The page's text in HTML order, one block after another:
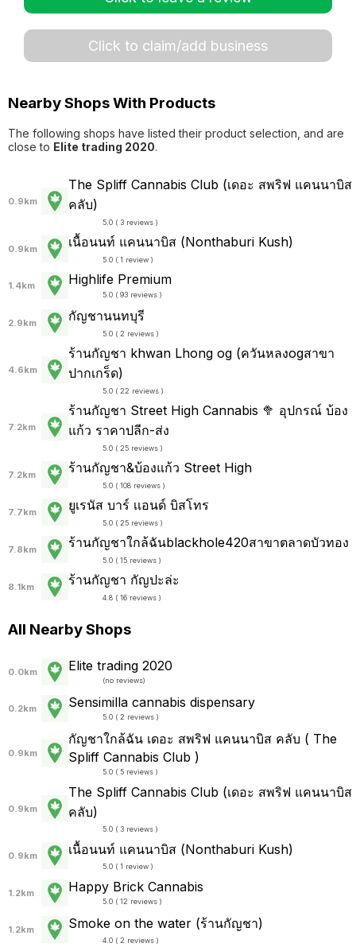
Click to claim/add business
Nearby Shops With Products
The following shops have listed their product selection, and are
close to Elite trading 2020.
0.9km
The Spliff Cannabis Club (เดอะ สพริฟ แคนนาบิส
คลับ)
5.0 ( 3 reviews )
0.9km เนื้อนนท์ แคนนาบิส (Nonthaburi Kush)
5.0 ( 1 review )
1.4km Highlife Premium
5.0 ( 93 reviews )
2.9km กัญชานนทบุรี
5.0 ( 2 reviews )
4.6km
ร้านกัญชา khwan Lhong og (ควันหลงogสาขา
ปากเกร็ด)
5.0 ( 22 reviews )
7.2km
ร้านกัญชา Street High Cannabis 🥦 อุปกรณ์ บ้อง
แก้ว ราคาปลีก-ส่ง
5.0 ( 25 reviews )
7.2km ร้านกัญชา&บ้องแก้ว Street High
5.0 ( 108 reviews )
7.7km ยูเรนัส บาร์ เเอนด์ บิสโทร
5.0 ( 25 reviews )
7.8km ร้านกัญชาใกล้ฉันblackhole420สาขาตลาดบัวทอง
5.0 ( 15 reviews )
8.1km ร้านกัญชา กัญปะล่ะ
4.8 ( 16 reviews )
All Nearby Shops
0.0km Elite trading 2020
(no reviews)
0.2km Sensimilla cannabis dispensary
5.0 ( 2 reviews )
0.9km
กัญชาใกล้ฉัน เดอะ สพริฟ แคนนาบิส คลับ ( The
Spliff Cannabis Club )
5.0 ( 5 reviews )
0.9km
The Spliff Cannabis Club (เดอะ สพริฟ แคนนาบิส
คลับ)
5.0 ( 3 reviews )
0.9km เนื้อนนท์ แคนนาบิส (Nonthaburi Kush)
5.0 ( 1 review )
1.2km Happy Brick Cannabis
5.0 ( 12 reviews )
1.2km Smoke on the water (ร้านกัญชา)
4.0 ( 2 reviews )